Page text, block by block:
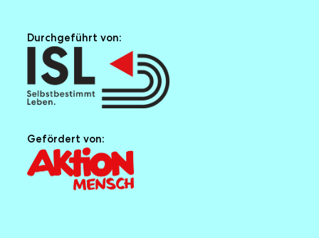
Durchgeführt von:
Gefördert von: